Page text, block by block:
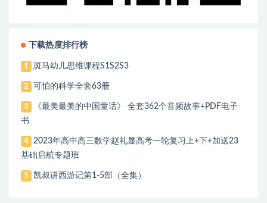
下载热度排行榜
1 斑马幼儿思维课程S1S2S3
2 可怕的科学全套63册
3
《最美最美的中国童话》 全套362个音频故事+PDF电子
书
4
2023年高中高三数学赵礼显高考一轮复习上+下+加送23
基础启航专题班
5 凯叔讲西游记第1-5部（全集）